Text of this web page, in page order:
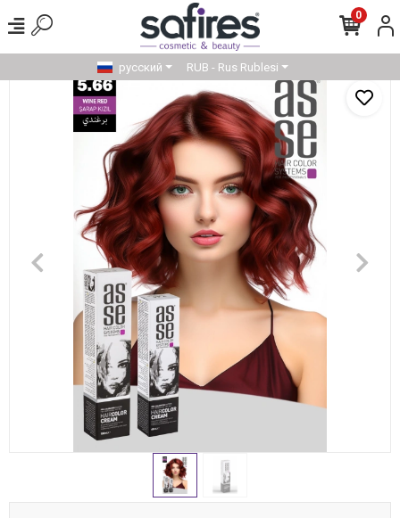
0
русский RUB - Rus Rublesi